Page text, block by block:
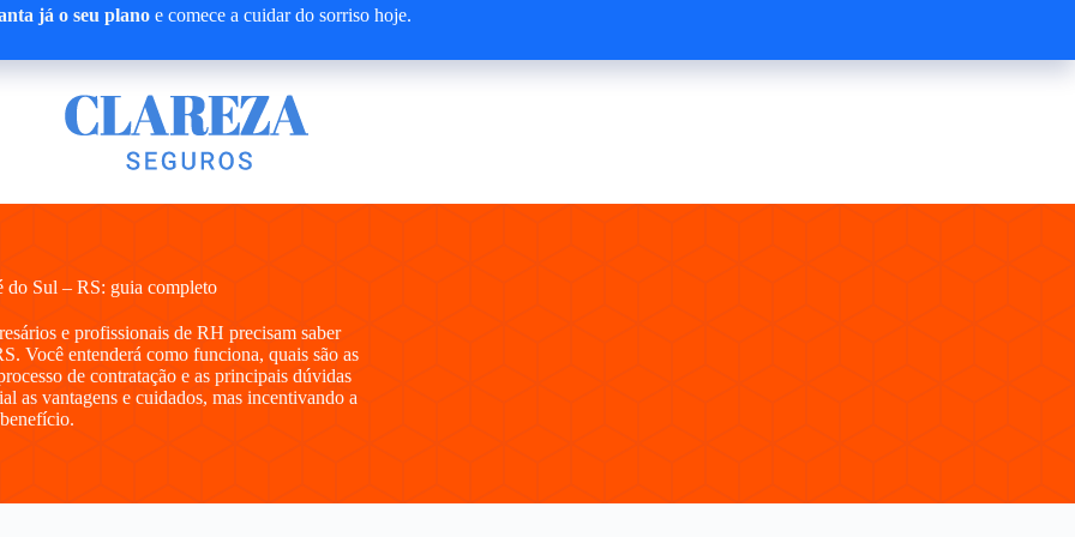
já o seu planoe comece a cuidar do sorriso hoje.
do Sul – RS: guia completo
e profissionais de RH precisam saber
Você entenderá como funciona, quais são as
de contratação e as principais dúvidas
as vantagens e cuidados, mas incentivando a